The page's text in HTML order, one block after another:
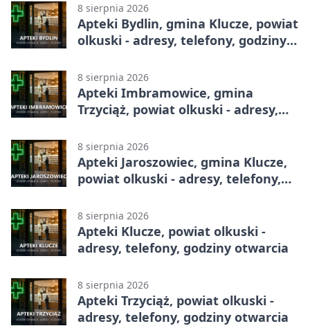
8 sierpnia 2026
Apteki Bydlin, gmina Klucze, powiat
olkuski - adresy, telefony, godziny
8 sierpnia 2026
Apteki Imbramowice, gmina
Trzyciąż, powiat olkuski - adresy,
8 sierpnia 2026
Apteki Jaroszowiec, gmina Klucze,
powiat olkuski - adresy, telefony,
8 sierpnia 2026
Apteki Klucze, powiat olkuski -
adresy, telefony, godziny otwarcia
8 sierpnia 2026
Apteki Trzyciąż, powiat olkuski -
adresy, telefony, godziny otwarcia